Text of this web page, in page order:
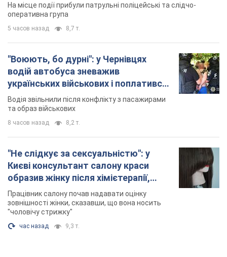
На місце події прибули патрульні поліцейські та слідчо-
оперативна група
5 часов назад 8,7 т.
"Воюють, бо дурні": у Чернівцях
водій автобуса зневажив
українських військових і поплатився.
Відео
Водія звільнили після конфлікту з пасажирами
та образ військових
8 часов назад 8,2 т.
"Не слідкує за сексуальністю": у
Києві консультант салону краси
образив жінку після хімієтерапії,
розгорівся скандал. Фото
Працівник салону почав надавати оцінку
зовнішності жінки, сказавши, що вона носить
"чоловічу стрижку"
час назад 9,3 т.